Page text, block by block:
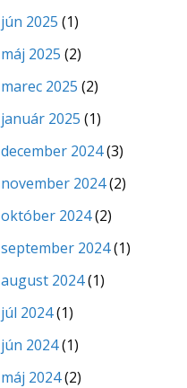
jún 2025 (1)
máj 2025 (2)
marec 2025 (2)
január 2025 (1)
december 2024(3)
november 2024(2)
október 2024(2)
september 2024(1)
august 2024(1)
júl 2024(1)
jún 2024(1)
máj 2024(2)